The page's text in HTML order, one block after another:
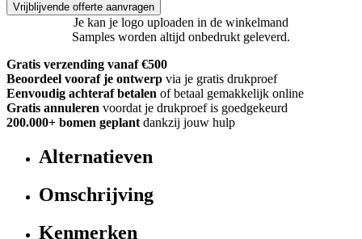
Vrijblijvende offerte aanvragen
Je kan je logo uploaden in de winkelmand
Samples worden altijd onbedrukt geleverd.
Gratis verzending vanaf €500
Beoordeel vooraf je ontwerp via je gratis drukproef
Eenvoudig achteraf betalen of betaal gemakkelijk online
Gratis annuleren voordat je drukproef is goedgekeurd
200.000+ bomen geplant dankzij jouw hulp
Alternatieven
Omschrijving
Kenmerken